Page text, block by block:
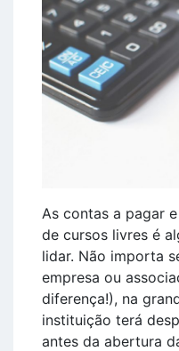
As contas a pagar
de cursos livres é
lidar. Não importa
empresa ou
diferença!), na
instituição terá
antes da abertura